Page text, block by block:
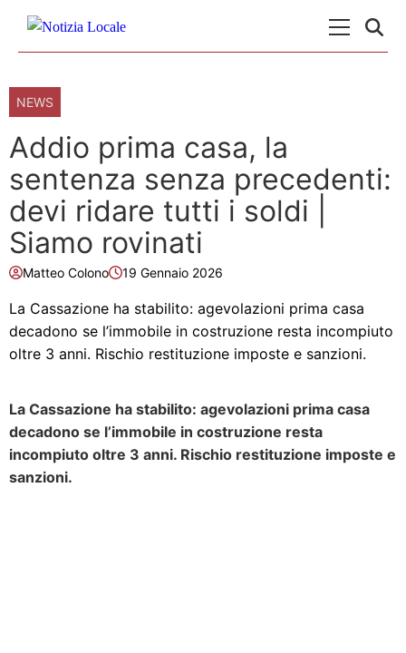
NEWS
Addio prima casa, la
sentenza senza precedenti:
devi ridare tutti i soldi |
Siamo rovinati
Matteo Colono 19 Gennaio 2026
La Cassazione ha stabilito: agevolazioni prima casa
decadono se l’immobile in costruzione resta incompiuto
oltre 3 anni. Rischio restituzione imposte e sanzioni.
La Cassazione ha stabilito: agevolazioni prima casa
decadono se l’immobile in costruzione resta
incompiuto oltre 3 anni. Rischio restituzione imposte e
sanzioni.